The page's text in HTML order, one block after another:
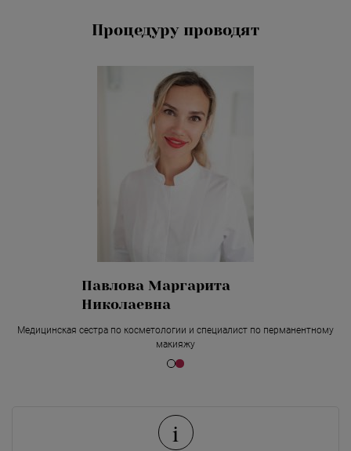
Процедуру проводят
Павлова Маргарита
Николаевна
Медицинская сестра по косметологии и специалист по перманентному
макияжу
i